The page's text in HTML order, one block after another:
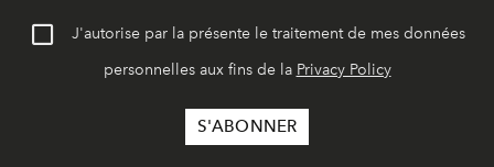
J'autorise par la présente le traitement de mes données
personnelles aux fins de la Privacy Policy